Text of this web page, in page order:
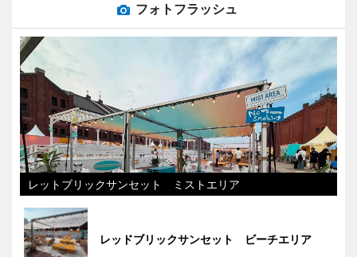
フォトフラッシュ
レットブリックサンセット ミストエリア
レッドブリックサンセット ビーチエリア